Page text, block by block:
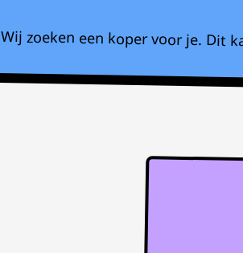
Wij zoeken een koper voor je. Dit